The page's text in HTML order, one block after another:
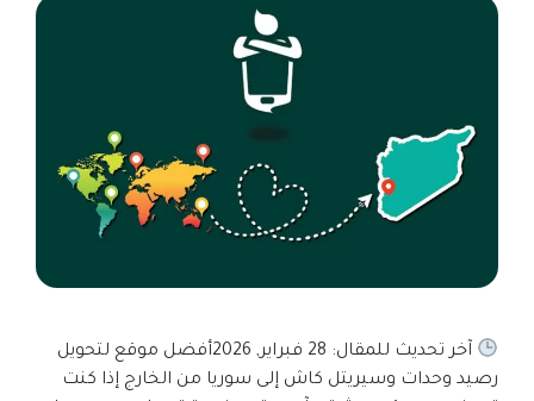
آخر تحديث للمقال: 28 فبراير, 2026أفضل موقع لتحويل
رصيد وحدات وسيريتل كاش إلى سوريا من الخارج إذا كنت